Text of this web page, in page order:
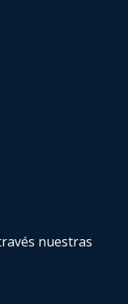
nuestras